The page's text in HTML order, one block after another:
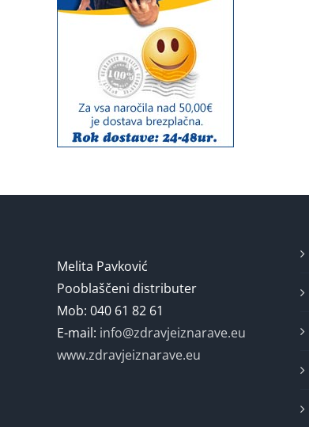
Melita Pavković
Pooblaščeni distributer
Mob: 040 61 82 61
E-mail: info@zdravjeiznarave.eu
www.zdravjeiznarave.eu